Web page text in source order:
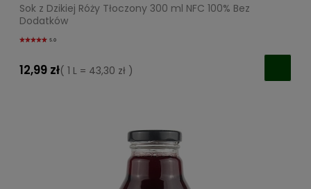
Sok z Dzikiej Róży Tłoczony 300 ml NFC 100% Bez
Dodatków
5.0
12,99 zł( 1 L = 43,30 zł )